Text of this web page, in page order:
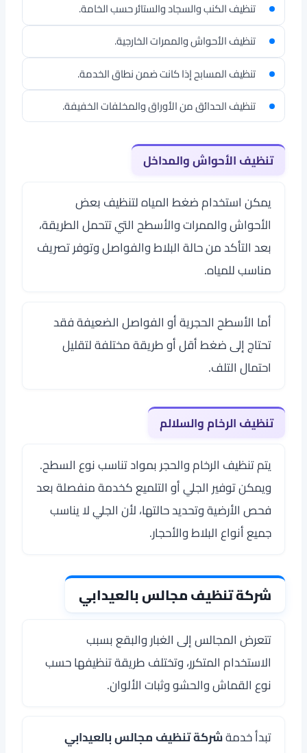
تنظيف الكنب والسجاد والستائر حسب الخامة.
تنظيف الأحواش والممرات الخارجية.
تنظيف المسابح إذا كانت ضمن نطاق الخدمة.
تنظيف الحدائق من الأوراق والمخلفات الخفيفة.
تنظيف الأحواش والمداخل
يمكن استخدام ضغط المياه لتنظيف بعض
الأحواش والممرات والأسطح التي تتحمل الطريقة،
بعد التأكد من حالة البلاط والفواصل وتوفر تصريف
مناسب للمياه.
أما الأسطح الحجرية أو الفواصل الضعيفة فقد
تحتاج إلى ضغط أقل أو طريقة مختلفة لتقليل
احتمال التلف.
تنظيف الرخام والسلالم
يتم تنظيف الرخام والحجر بمواد تناسب نوع السطح.
ويمكن توفير الجلي أو التلميع كخدمة منفصلة بعد
فحص الأرضية وتحديد حالتها، لأن الجلي لا يناسب
جميع أنواع البلاط والأحجار.
شركة تنظيف مجالس بالعيدابي
تتعرض المجالس إلى الغبار والبقع بسبب
الاستخدام المتكرر، وتختلف طريقة تنظيفها حسب
نوع القماش والحشو وثبات الألوان.
تبدأ خدمةشركة تنظيف مجالس بالعيدابي